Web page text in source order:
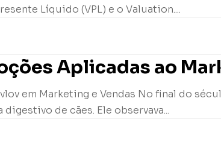
Líquido (VPL) e o Valuation....
Aplicadas ao
em Marketing e Vendas No final do
de cães. Ele observava...